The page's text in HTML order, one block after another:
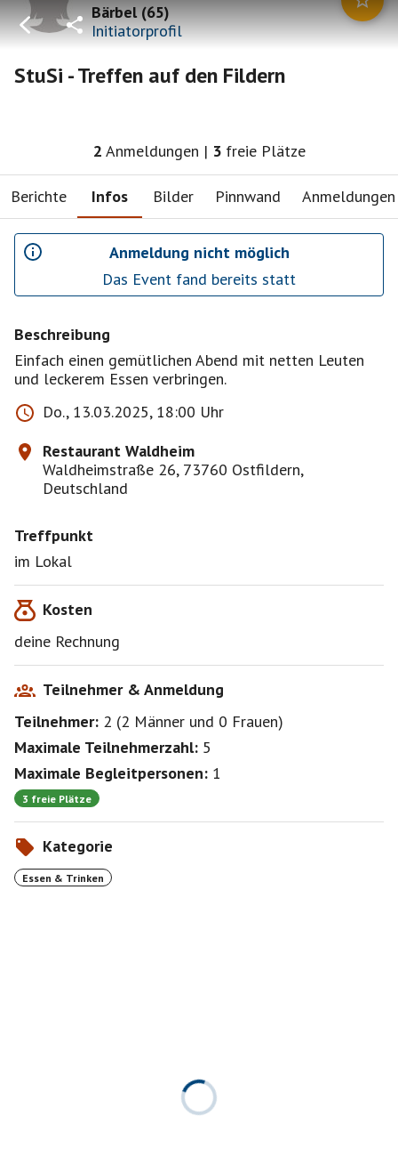
Bärbel(65)
Initiatorprofil
StuSi - Treffen auf den Fildern
2 Anmeldungen | 3 freie Plätze
Berichte Infos Bilder Pinnwand Anmeldungen
Anmeldung nicht möglich
Das Event fand bereits statt
Beschreibung
Einfach einen gemütlichen Abend mit netten Leuten
und leckerem Essen verbringen.
Do., 13.03.2025, 18:00 Uhr
Restaurant Waldheim
Waldheimstraße 26, 73760 Ostfildern,
Deutschland
Treffpunkt
im Lokal
Kosten
deine Rechnung
Teilnehmer & Anmeldung
Teilnehmer: 2 (2 Männer und 0 Frauen)
Maximale Teilnehmerzahl: 5
Maximale Begleitpersonen: 1
3 freie Plätze
Kategorie
Essen & Trinken